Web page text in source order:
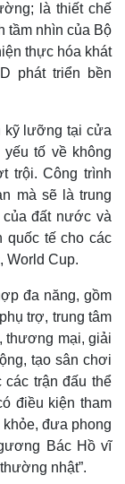
là thiết chế
tầm nhìn của Bộ
thực hóa khát
phát triển bền
kỹ lưỡng tại cửa
tố về không
trội. Công trình
mà sẽ là trung
đất nước và
quốc tế cho các
World Cup.
đa năng, gồm
trợ, trung tâm
thương mại, giải
tạo sân chơi
trận đấu thể
điều kiện tham
đưa phong
Bác Hồ vĩ
nhật”.